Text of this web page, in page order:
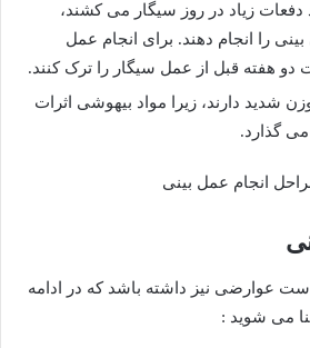
دفعات زیاد در روز سیگار می کشند،
را انجام دهند. برای انجام عمل
دو هفته قبل از عمل سیگار را ترک کنند.
شدید دارند، زیرا مواد بیهوشی اثرات
گذارد.
عوارضی نیز داشته باشد که در ادامه
می شوید :